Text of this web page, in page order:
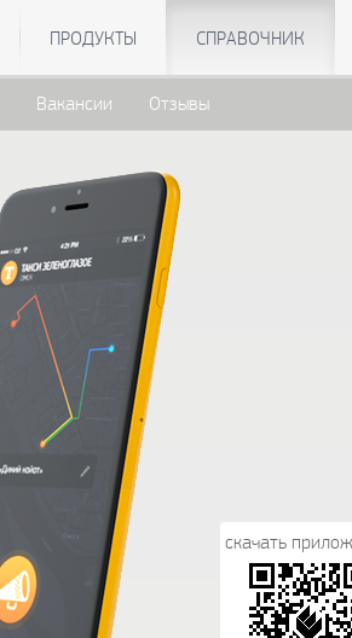
ПРОДУКТЫ СПРАВОЧНИК
Вакансии Отзывы
скачать